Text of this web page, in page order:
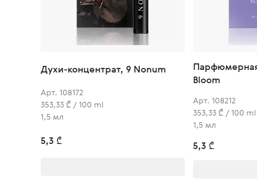
Духи-концентрат, 9 Nonum
Арт. 108172
353,33 ₾ / 100 ml
1,5 мл
5,3 ₾
Bloom
Арт. 108212
353,33 ₾ / 100 ml
1,5 мл
5,3 ₾